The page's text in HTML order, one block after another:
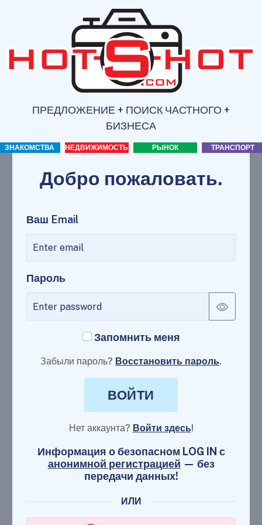
ПРЕДЛОЖЕНИЕ + ПОИСК ЧАСТНОГО +
БИЗНЕСА
ЗНАКОМСТВА НЕДВИЖИМОСТЬ РЫНОК ТРАНСПОРТ
Добро пожаловать.
Ваш Email
Пароль
Запомнить меня
Забыли пароль? Восстановить пароль.
ВОЙТИ
Нет аккаунта? Войти здесь!
Информация о безопасном LOG IN с
анонимной регистрацией — без
передачи данных!
ИЛИ